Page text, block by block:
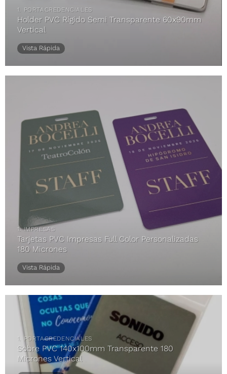
1. PORTACREDENCIALES
Holder PVC Rígido Semi Transparente 60x90mm
Vertical
Vista Rápida
1. IMPRESAS
Tarjetas PVC Impresas Full Color Personalizadas
180 Micrones
Vista Rápida
1. PORTACREDENCIALES
Sobre PVC 140x100mm Transparente 180
Micrones Vertical